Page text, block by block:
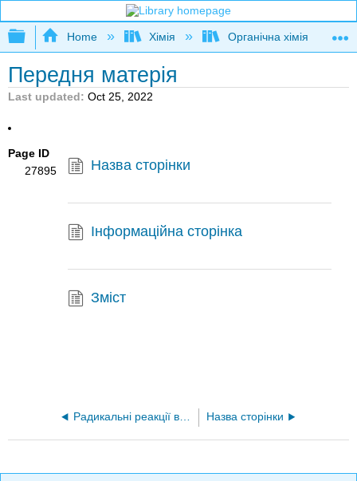
Expand/collapse global hierarchy
Home Хімія Органічна хімія
Передня матерія
Last updated Oct 25, 2022
Page ID
27895
Назва сторінки
Інформаційна сторінка
Зміст
Радикальні реакції вуглеводів II: радикальні реакції вуглеводів Назва сторінки